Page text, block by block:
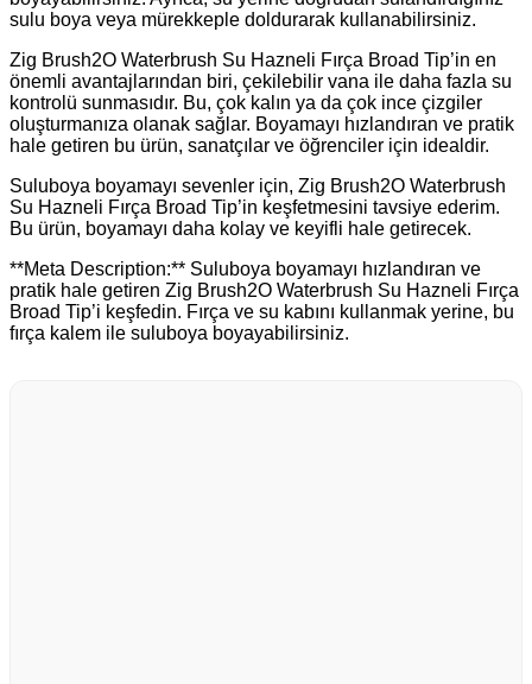
sulu boya veya mürekkeple doldurarak kullanabilirsiniz.
Zig Brush2O Waterbrush Su Hazneli Fırça Broad Tip’in en
önemli avantajlarından biri, çekilebilir vana ile daha fazla su
kontrolü sunmasıdır. Bu, çok kalın ya da çok ince çizgiler
oluşturmanıza olanak sağlar. Boyamayı hızlandıran ve pratik
hale getiren bu ürün, sanatçılar ve öğrenciler için idealdir.
Suluboya boyamayı sevenler için, Zig Brush2O Waterbrush
Su Hazneli Fırça Broad Tip’in keşfetmesini tavsiye ederim.
Bu ürün, boyamayı daha kolay ve keyifli hale getirecek.
**Meta Description:** Suluboya boyamayı hızlandıran ve
pratik hale getiren Zig Brush2O Waterbrush Su Hazneli Fırça
Broad Tip’i keşfedin. Fırça ve su kabını kullanmak yerine, bu
fırça kalem ile suluboya boyayabilirsiniz.